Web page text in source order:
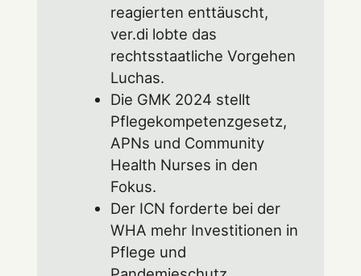
reagierten enttäuscht,
ver.di lobte das
rechtsstaatliche Vorgehen
Luchas.
Die GMK 2024 stellt
Pflegekompetenzgesetz,
APNs und Community
Health Nurses in den
Fokus.
Der ICN forderte bei der
WHA mehr Investitionen in
Pflege und